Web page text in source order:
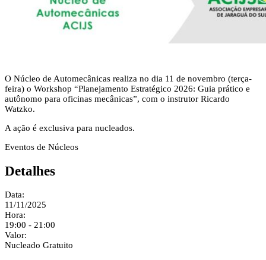
O Núcleo de Automecânicas realiza no dia 11 de novembro (terça-
feira) o Workshop “Planejamento Estratégico 2026: Guia prático e
autônomo para oficinas mecânicas”, com o instrutor Ricardo
Watzko.
A ação é exclusiva para nucleados.
Eventos de Núcleos
Detalhes
Data:
11/11/2025
Hora:
19:00 - 21:00
Valor:
Nucleado Gratuito